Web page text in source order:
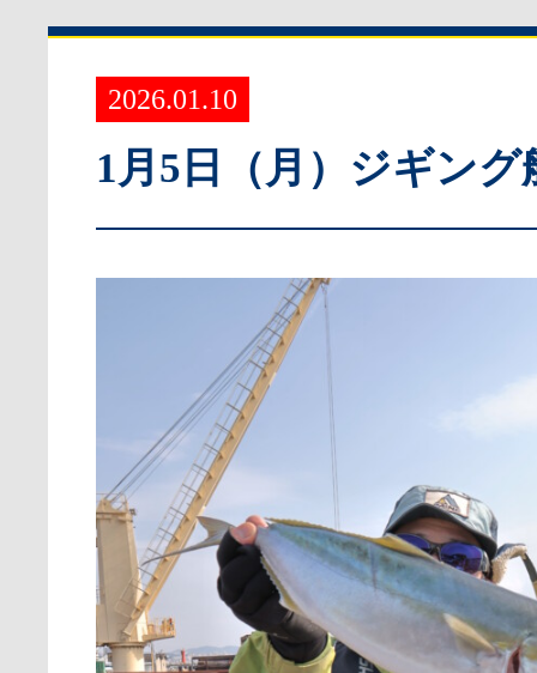
2026.01.10
1月5日（月）ジギング